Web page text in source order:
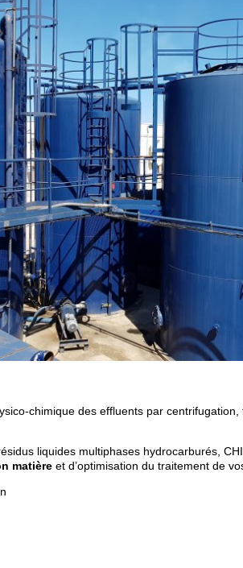
chimique des effluents par
liquides multiphases hydrocarburés,
matière et d’optimisation du traitement de